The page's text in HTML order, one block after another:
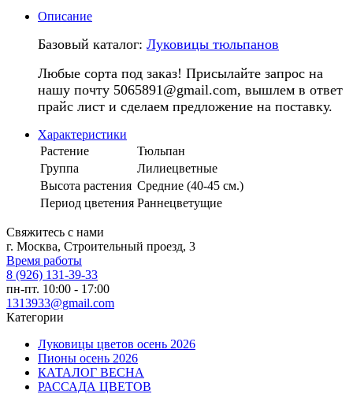
Описание
Базовый каталог: Луковицы тюльпанов
Любые сорта под заказ! Присылайте запрос на
нашу почту 5065891@gmail.com, вышлем в ответ
прайс лист и сделаем предложение на поставку.
Характеристики
Растение
Тюльпан
Группа
Лилиецветные
Высота растения Средние (40-45 см.)
Период цветения Раннецветущие
Свяжитесь с нами
г. Москва, Строительный проезд, 3
Время работы
8 (926) 131-39-33
пн-пт. 10:00 - 17:00
1313933@gmail.com
Категории
Луковицы цветов осень 2026
Пионы осень 2026
КАТАЛОГ ВЕСНА
РАССАДА ЦВЕТОВ